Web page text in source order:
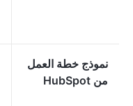
نموذج خطة العمل
من HubSpot